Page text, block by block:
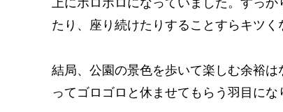
上にボロボロになっていました。すっ
たり、座り続けたりすることすらキツく
結局、公園の景色を歩いて楽しむ余裕
ってゴロゴロと休ませてもらう羽目にな